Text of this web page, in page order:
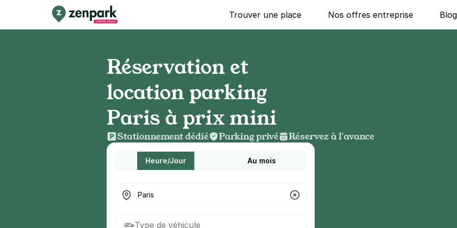
Trouver une place Nos offres entreprise Blog
Réservation et
location parking
Paris à prix mini
Stationnement dédié Parking privé Réservez à l'avance
Heure/Jour Au mois
Où cherchez-vous un parking ?
Type de véhicule